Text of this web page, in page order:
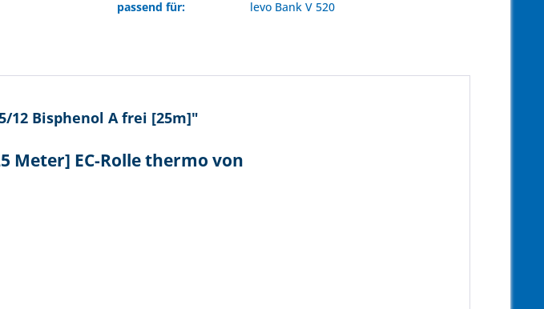
passend für:
levo Bank V 520
12 Bisphenol A frei [25m]"
Meter] EC-Rolle thermo von